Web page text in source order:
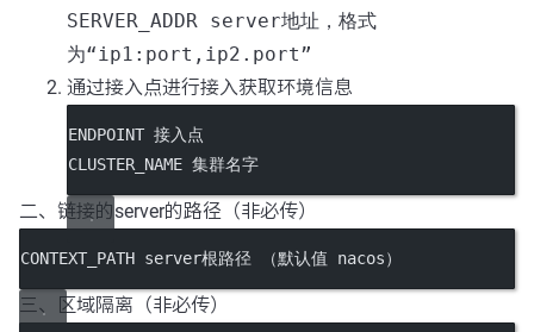
SERVER_ADDR server地址，格式
为“ip1:port,ip2.port”
通过接入点进行接入获取环境信息
ENDPOINT 接入点
CLUSTER_NAME 集群名字
二、链接的server的路径（非必传）
CONTEXT_PATH server根路径 （默认值 nacos）
三、区域隔离（非必传）